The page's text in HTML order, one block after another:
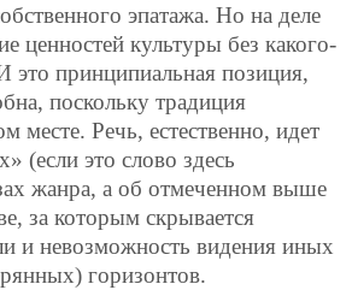
эпатажа. Но на деле
ценностей культуры без какого-
это принципиальная позиция,
поскольку традиция
месте. Речь, естественно, идет
(если это слово здесь
жанра, а об отмеченном выше
за которым скрывается
и невозможность видения иных
горизонтов.